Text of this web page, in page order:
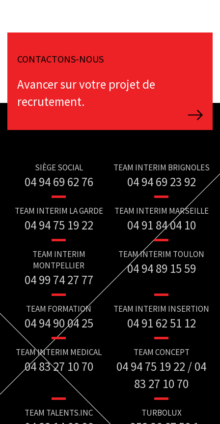
CONTACTONS-NOUS
Avancer sur votre projet de
recrutement.
SIÈGE SOCIAL
04 94 69 62 76
TEAM INTERIM BRIGNOLES
04 94 69 23 92
TEAM INTERIM LA GARDE
04 94 75 19 22
TEAM INTERIM MARSEILLE
04 91 84 04 10
TEAM INTERIM
MONTPELLIER
04 99 74 27 77
TEAM INTERIM TOULON
04 94 89 15 59
TEAM FORMATION
04 94 90 04 25
TEAM INTERIM INSERTION
04 91 62 51 12
TEAM INTERIM MEDICAL
04 83 27 10 70
TEAM CONCEPT
04 94 75 19 22 / 04
83 27 10 70
TEAM TALENTS.INC TURBOLUX